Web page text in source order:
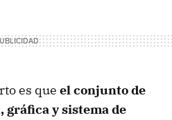
es que el conjunto de
gráfica y sistema de